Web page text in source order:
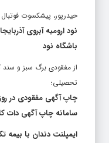
حیدرپور، پیشکسوت
نود ارومیه آبروی
باشگاه نود
از مفقودی برگ سبز و
تحصیلی؛
چاپ آگهی مفقودی در
سامانه چاپ آگهی دات